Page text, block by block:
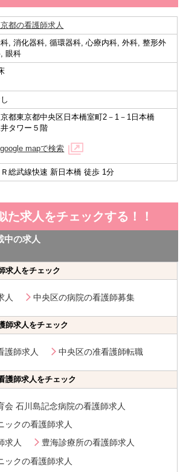
都の看護師求人
, 消化器科, 循環器科, 心療内科, 外科, 整形外
眼科
都東京都中央区日本橋室町2－1－1日本橋
タワー５階
google mapで検索
Ｒ総武線快速 新日本橋 徒歩 1分
た求人をチェックする！！
中の求人
求人をチェック
人 中央区の病院の看護師募集
師求人をチェック
護師求人 中央区の准看護師転職
護師求人をチェック
会 石川島記念病院の看護師求人
ックの看護師求人
求人
豊海診療所の看護師求人
ックの看護師求人